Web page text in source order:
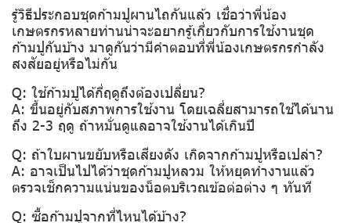
รู้วิธีประกอบชุดก้ามปูผานไถกันแล้ว เชื่อว่าพี่น้อง
เกษตรกรหลายท่านน่าจะอยากรู้เกี่ยวกับการใช้งานชุด
ก้ามปูกันบ้าง มาดูกันว่ามีคำตอบที่พี่น้องเกษตรกรกำลัง
สงสัยอยู่หรือไม่กัน
Q: ใช้ก้ามปูได้กี่ฤดูถึงต้องเปลี่ยน?
A: ขึ้นอยู่กับสภาพการใช้งาน โดยเฉลี่ยสามารถใช้ได้นาน
ถึง 2-3 ฤดู ถ้าหมั่นดูแลอาจใช้งานได้เกินปี
Q: ถ้าใบผานขยับหรือเสียงดัง เกิดจากก้ามปูหรือเปล่า?
A: อาจเป็นไปได้ว่าชุดก้ามปูหลวม ให้หยุดทำงานแล้ว
ตรวจเช็กความแน่นของน็อตบริเวณข้อต่อต่าง ๆ ทันที
Q: ซื้อก้ามปูจากที่ไหนได้บ้าง?